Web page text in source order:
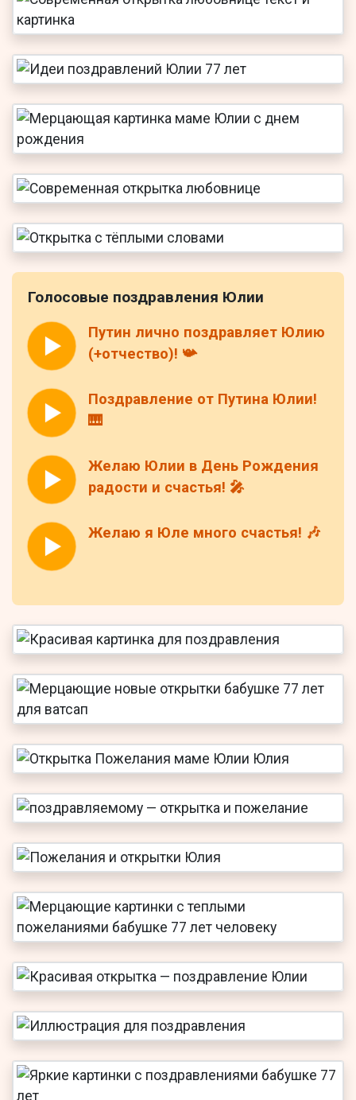
Голосовые поздравления Юлии
Путин лично поздравляет Юлию
(+отчество)! 📯
Поздравление от Путина Юлии!
🎹
Желаю Юлии в День Рождения
радости и счастья! 🎤
Желаю я Юле много счастья! 🎶